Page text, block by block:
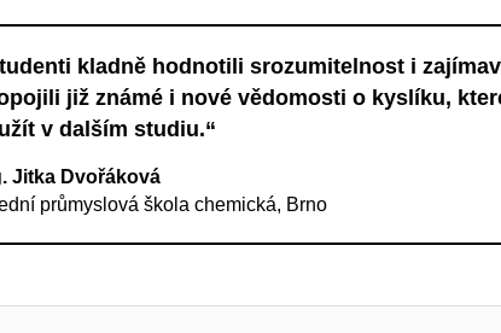
kladně hodnotili srozumitelnost i
již známé i nové vědomosti o kyslíku,
v dalším studiu.“
Jitka Dvořáková
průmyslová škola chemická, Brno